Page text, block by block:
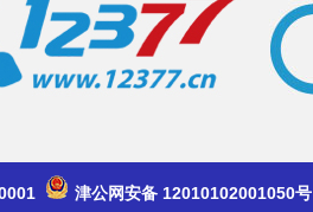
津公网安备 12010102001050号